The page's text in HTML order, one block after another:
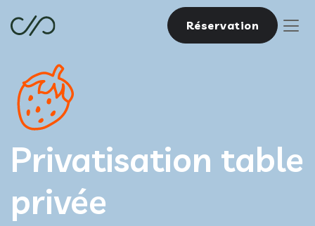
Réservation
Privatisation table
privée